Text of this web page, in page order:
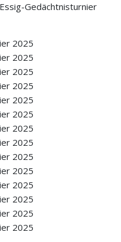
Gedächtnisturnier